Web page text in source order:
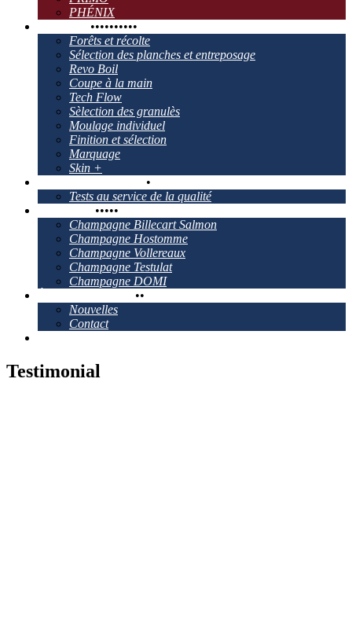
PHÉNIX
••••••••••
Forêts et récolte
Sélection des planches et entreposage
Revo Boil
Coupe à la main
Tech Flow
Sèlection des granulès
Moulage individuel
Finition et sélection
Marquage
Skin +
•
Tests au service de la qualité
•••••
Champagne Billecart Salmon
Champagne Hostomme
Champagne Vollereaux
Champagne Testulat
Champagne DOMI
••
Nouvelles
Contact
Testimonial